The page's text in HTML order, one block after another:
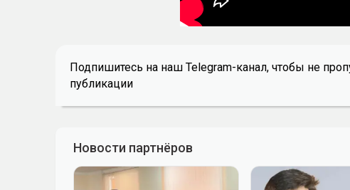
Подпишитесь на наш Telegram-канал, чтобы не
публикации